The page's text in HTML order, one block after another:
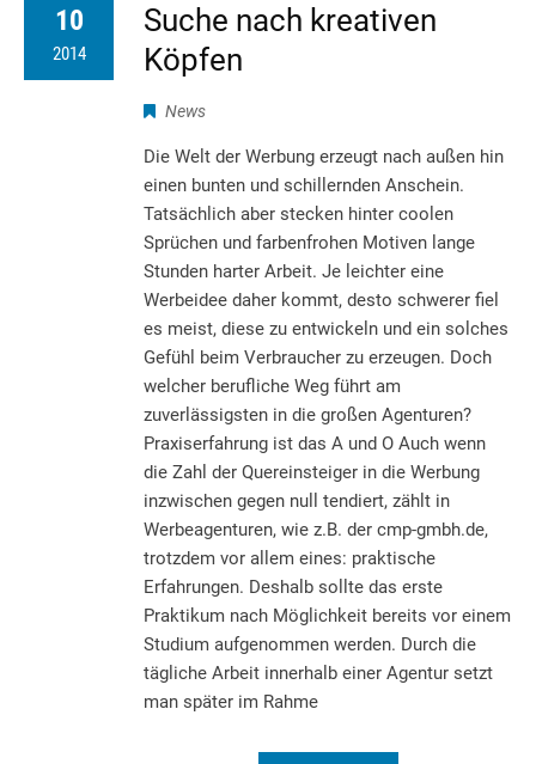
10
2014
Suche nach kreativen
Köpfen
News
Die Welt der Werbung erzeugt nach außen hin
einen bunten und schillernden Anschein.
Tatsächlich aber stecken hinter coolen
Sprüchen und farbenfrohen Motiven lange
Stunden harter Arbeit. Je leichter eine
Werbeidee daher kommt, desto schwerer fiel
es meist, diese zu entwickeln und ein solches
Gefühl beim Verbraucher zu erzeugen. Doch
welcher berufliche Weg führt am
zuverlässigsten in die großen Agenturen?
Praxiserfahrung ist das A und O Auch wenn
die Zahl der Quereinsteiger in die Werbung
inzwischen gegen null tendiert, zählt in
Werbeagenturen, wie z.B. der cmp-gmbh.de,
trotzdem vor allem eines: praktische
Erfahrungen. Deshalb sollte das erste
Praktikum nach Möglichkeit bereits vor einem
Studium aufgenommen werden. Durch die
tägliche Arbeit innerhalb einer Agentur setzt
man später im Rahme